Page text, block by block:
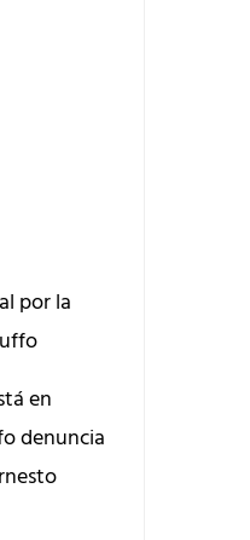
por la
en
denuncia